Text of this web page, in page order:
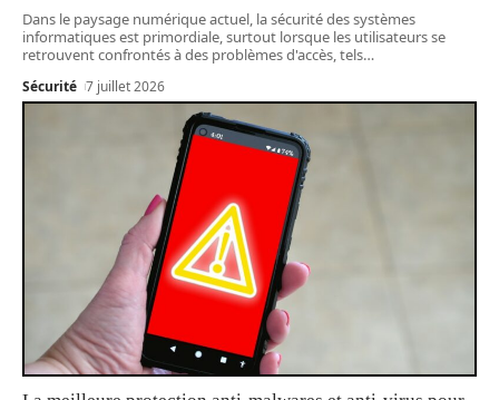
Dans le paysage numérique actuel, la sécurité des systèmes
informatiques est primordiale, surtout lorsque les utilisateurs se
retrouvent confrontés à des problèmes d'accès, tels…
Sécurité 7 juillet 2026